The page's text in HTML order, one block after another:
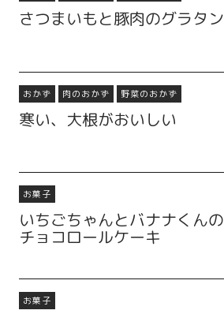
さつまいもと豚肉のグラタン
おかず 肉のおかず 野菜のおかず
寒い、大根がおいしい
お菓子
いちごちゃんとバナナくんの
チョコロールケーキ
お菓子